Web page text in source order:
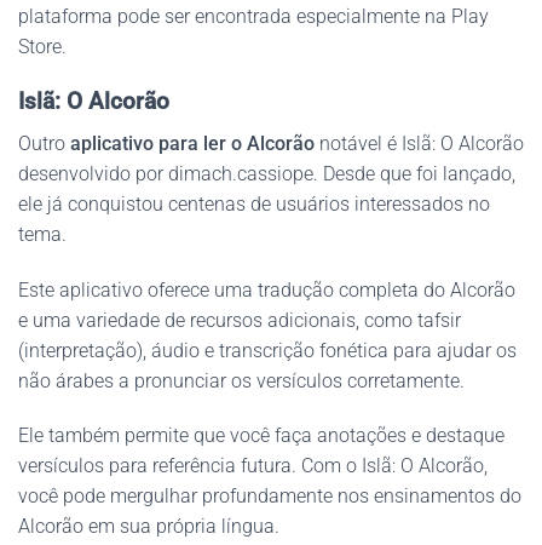
plataforma pode ser encontrada especialmente na Play
Store.
Islã: O Alcorão
Outro aplicativo para ler o Alcorão notável é Islã: O Alcorão
desenvolvido por dimach.cassiope. Desde que foi lançado,
ele já conquistou centenas de usuários interessados no
tema.
Este aplicativo oferece uma tradução completa do Alcorão
e uma variedade de recursos adicionais, como tafsir
(interpretação), áudio e transcrição fonética para ajudar os
não árabes a pronunciar os versículos corretamente.
Ele também permite que você faça anotações e destaque
versículos para referência futura. Com o Islã: O Alcorão,
você pode mergulhar profundamente nos ensinamentos do
Alcorão em sua própria língua.